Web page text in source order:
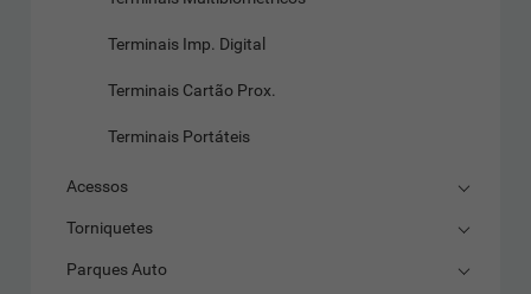
Terminais Imp. Digital
Terminais Cartão Prox.
Terminais Portáteis
Acessos
Torniquetes
Parques Auto